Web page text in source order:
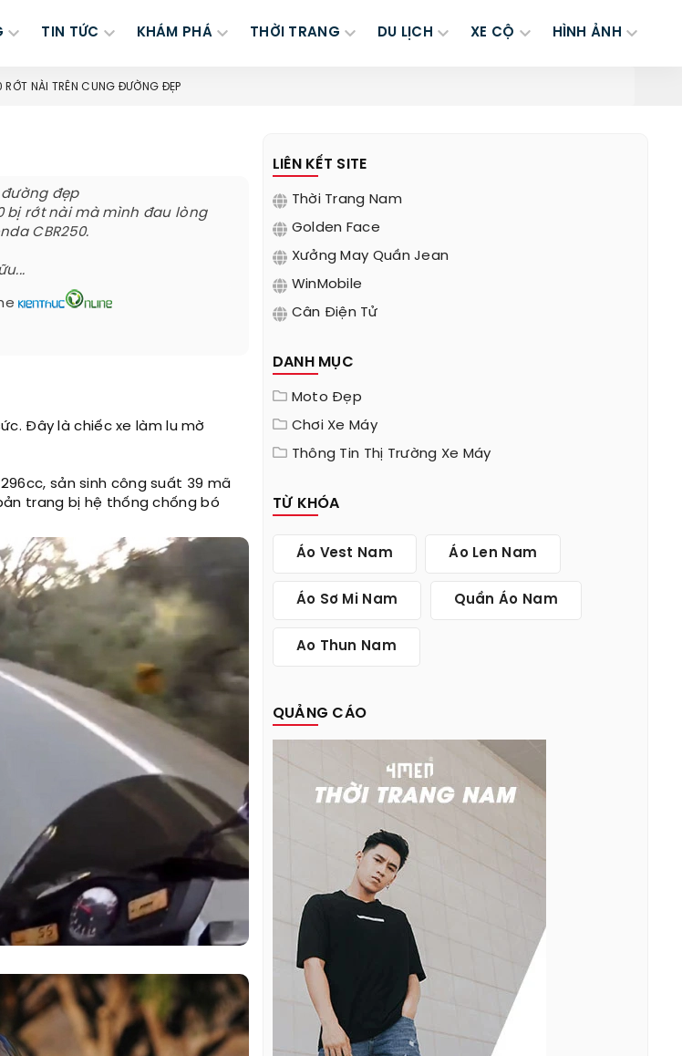
TIN TỨC KHÁM PHÁ THỜI TRANG DU LỊCH XE CỘ HÌNH ẢNH
NÀI TRÊN CUNG ĐƯỜNG ĐẸP
đẹp
bị rớt nài mà mình đau lòng
CBR250.
Đây là chiếc xe làm lu mờ
sản sinh công suất 39 mã
trang bị hệ thống chống bó
LIÊN KẾT SITE
Thời Trang Nam
Golden Face
Xưởng May Quần Jean
WinMobile
Cân Điện Tử
DANH MỤC
Moto Đẹp
Chơi Xe Máy
Thông Tin Thị Trường Xe Máy
TỪ KHÓA
Áo Vest Nam Áo Len Nam
Áo Sơ Mi Nam Quần Áo Nam
Ao Thun Nam
QUẢNG CÁO